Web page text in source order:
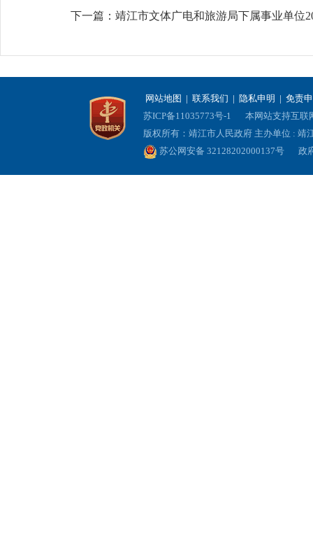
下一篇： 靖江市文体广电和旅游局下属事业单位
网站地图 | 联系我们 | 隐私申明 | 免责
苏ICP备11035773号-1
本网站支持互联
版权所有：靖江市人民政府 主办单位 : 靖
苏公网安备 32128202000137号
政